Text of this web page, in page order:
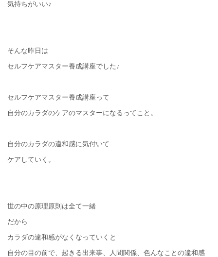
気持ちがいい♪
そんな昨日は
セルフケアマスター養成講座でした♪
セルフケアマスター養成講座って
自分のカラダのケアのマスターになるってこと。
自分のカラダの違和感に気付いて
ケアしていく。
世の中の原理原則は全て一緒
だから
カラダの違和感がなくなっていくと
自分の目の前で、起きる出来事、人間関係、色んなことの違和感